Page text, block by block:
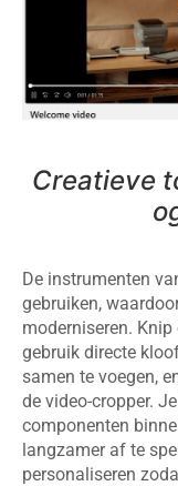
Creatieve
De instrumenten
gebruiken,
moderniseren.
gebruik directe
samen te voegen,
de video-cropper.
componenten
langzamer af te
personaliseren